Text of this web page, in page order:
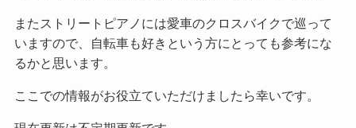
またストリートピアノには愛車のクロスバイクで巡って
いますので、自転車も好きという方にとっても参考にな
るかと思います。
ここでの情報がお役立ていただけましたら幸いです。